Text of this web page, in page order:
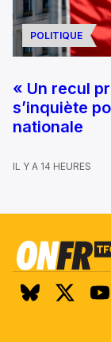
POLITIQUE
« Un recul
s’inquiète
nationale
IL Y A 14 HEURES